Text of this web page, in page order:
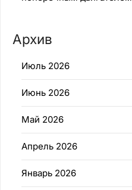
Архив
Июль 2026
Июнь 2026
Май 2026
Апрель 2026
Январь 2026